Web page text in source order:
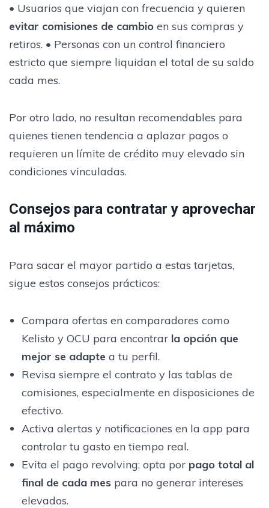
• Usuarios que viajan con frecuencia y quieren
evitar comisiones de cambio en sus compras y
retiros. • Personas con un control financiero
estricto que siempre liquidan el total de su saldo
cada mes.
Por otro lado, no resultan recomendables para
quienes tienen tendencia a aplazar pagos o
requieren un límite de crédito muy elevado sin
condiciones vinculadas.
Consejos para contratar y aprovechar
al máximo
Para sacar el mayor partido a estas tarjetas,
sigue estos consejos prácticos:
Compara ofertas en comparadores como
Kelisto y OCU para encontrar la opción que
mejor se adapte a tu perfil.
Revisa siempre el contrato y las tablas de
comisiones, especialmente en disposiciones de
efectivo.
Activa alertas y notificaciones en la app para
controlar tu gasto en tiempo real.
Evita el pago revolving; opta por pago total al
final de cada mespara no generar intereses
elevados.